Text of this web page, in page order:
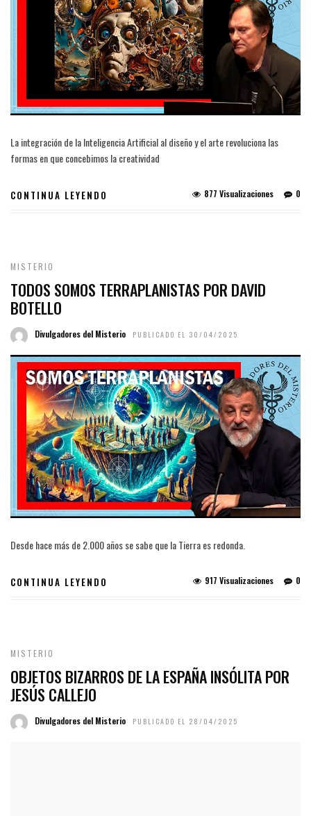
La integración de la Inteligencia Artificial al diseño y el arte revoluciona las
formas en que concebimos la creatividad
CONTINUA LEYENDO 0
877 Visualizaciones
MISTERIO
TODOS SOMOS TERRAPLANISTAS POR DAVID
BOTELLO
Divulgadores del Misterio PUBLICADO EL 30/04/2025
Desde hace más de 2.000 años se sabe que la Tierra es redonda.
CONTINUA LEYENDO 0
917 Visualizaciones
MISTERIO
OBJETOS BIZARROS DE LA ESPAÑA INSÓLITA POR
JESÚS CALLEJO
Divulgadores del Misterio PUBLICADO EL 28/04/2025